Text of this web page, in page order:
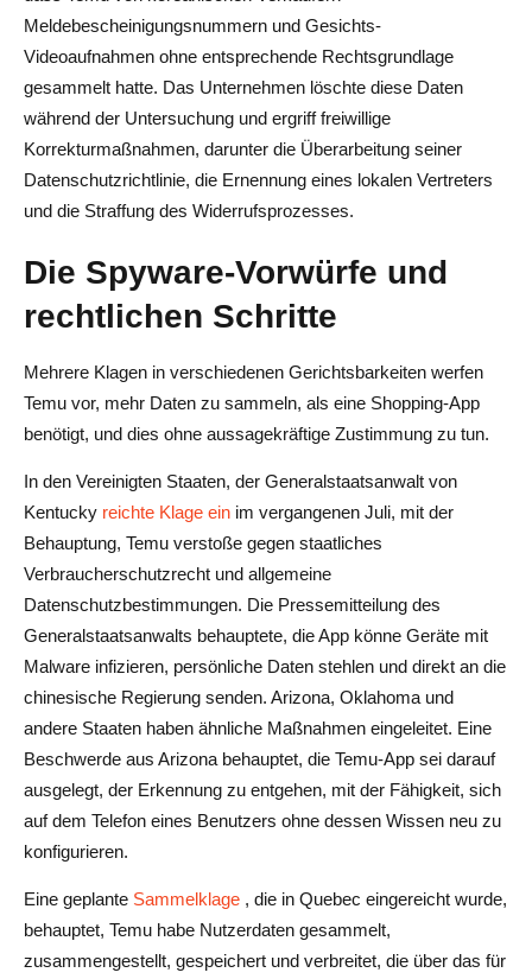
Meldebescheinigungsnummern und Gesichts-
Videoaufnahmen ohne entsprechende Rechtsgrundlage
gesammelt hatte. Das Unternehmen löschte diese Daten
während der Untersuchung und ergriff freiwillige
Korrekturmaßnahmen, darunter die Überarbeitung seiner
Datenschutzrichtlinie, die Ernennung eines lokalen Vertreters
und die Straffung des Widerrufsprozesses.
Die Spyware-Vorwürfe und
rechtlichen Schritte
Mehrere Klagen in verschiedenen Gerichtsbarkeiten werfen
Temu vor, mehr Daten zu sammeln, als eine Shopping-App
benötigt, und dies ohne aussagekräftige Zustimmung zu tun.
In den Vereinigten Staaten, der Generalstaatsanwalt von
Kentucky reichte Klage ein im vergangenen Juli, mit der
Behauptung, Temu verstoße gegen staatliches
Verbraucherschutzrecht und allgemeine
Datenschutzbestimmungen. Die Pressemitteilung des
Generalstaatsanwalts behauptete, die App könne Geräte mit
Malware infizieren, persönliche Daten stehlen und direkt an die
chinesische Regierung senden. Arizona, Oklahoma und
andere Staaten haben ähnliche Maßnahmen eingeleitet. Eine
Beschwerde aus Arizona behauptet, die Temu-App sei darauf
ausgelegt, der Erkennung zu entgehen, mit der Fähigkeit, sich
auf dem Telefon eines Benutzers ohne dessen Wissen neu zu
konfigurieren.
Eine geplante Sammelklage , die in Quebec eingereicht wurde,
behauptet, Temu habe Nutzerdaten gesammelt,
zusammengestellt, gespeichert und verbreitet, die über das für